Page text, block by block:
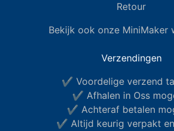
Retour
Bekijk ook onze MiniMaker
Verzendingen
✔ Voordelige verzend
✔ Afhalen in Oss
✔ Achteraf betalen
✔ Altijd keurig verpakt